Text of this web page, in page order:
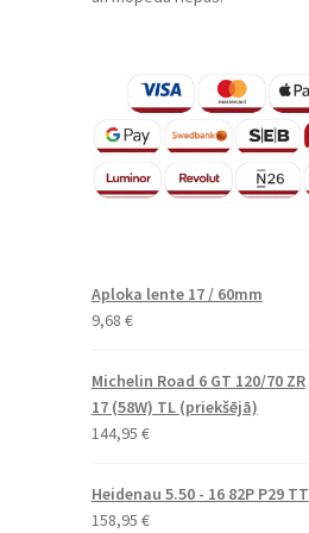
Aploka lente 17 / 60mm
9,68 €
Michelin Road 6 GT 120/70 ZR
17 (58W) TL (priekšējā)
144,95 €
Heidenau 5.50 - 16 82P P29 TT
158,95 €